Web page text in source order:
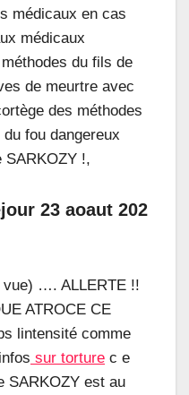
médicaux en cas
médicaux
du fils de
de meurtre avec
des méthodes
fou dangereux
!,
23 aoaut 202
vue) …. ALLERTE !!
ATROCE CE
lintensité comme
sur torture c e
SARKOZY est au